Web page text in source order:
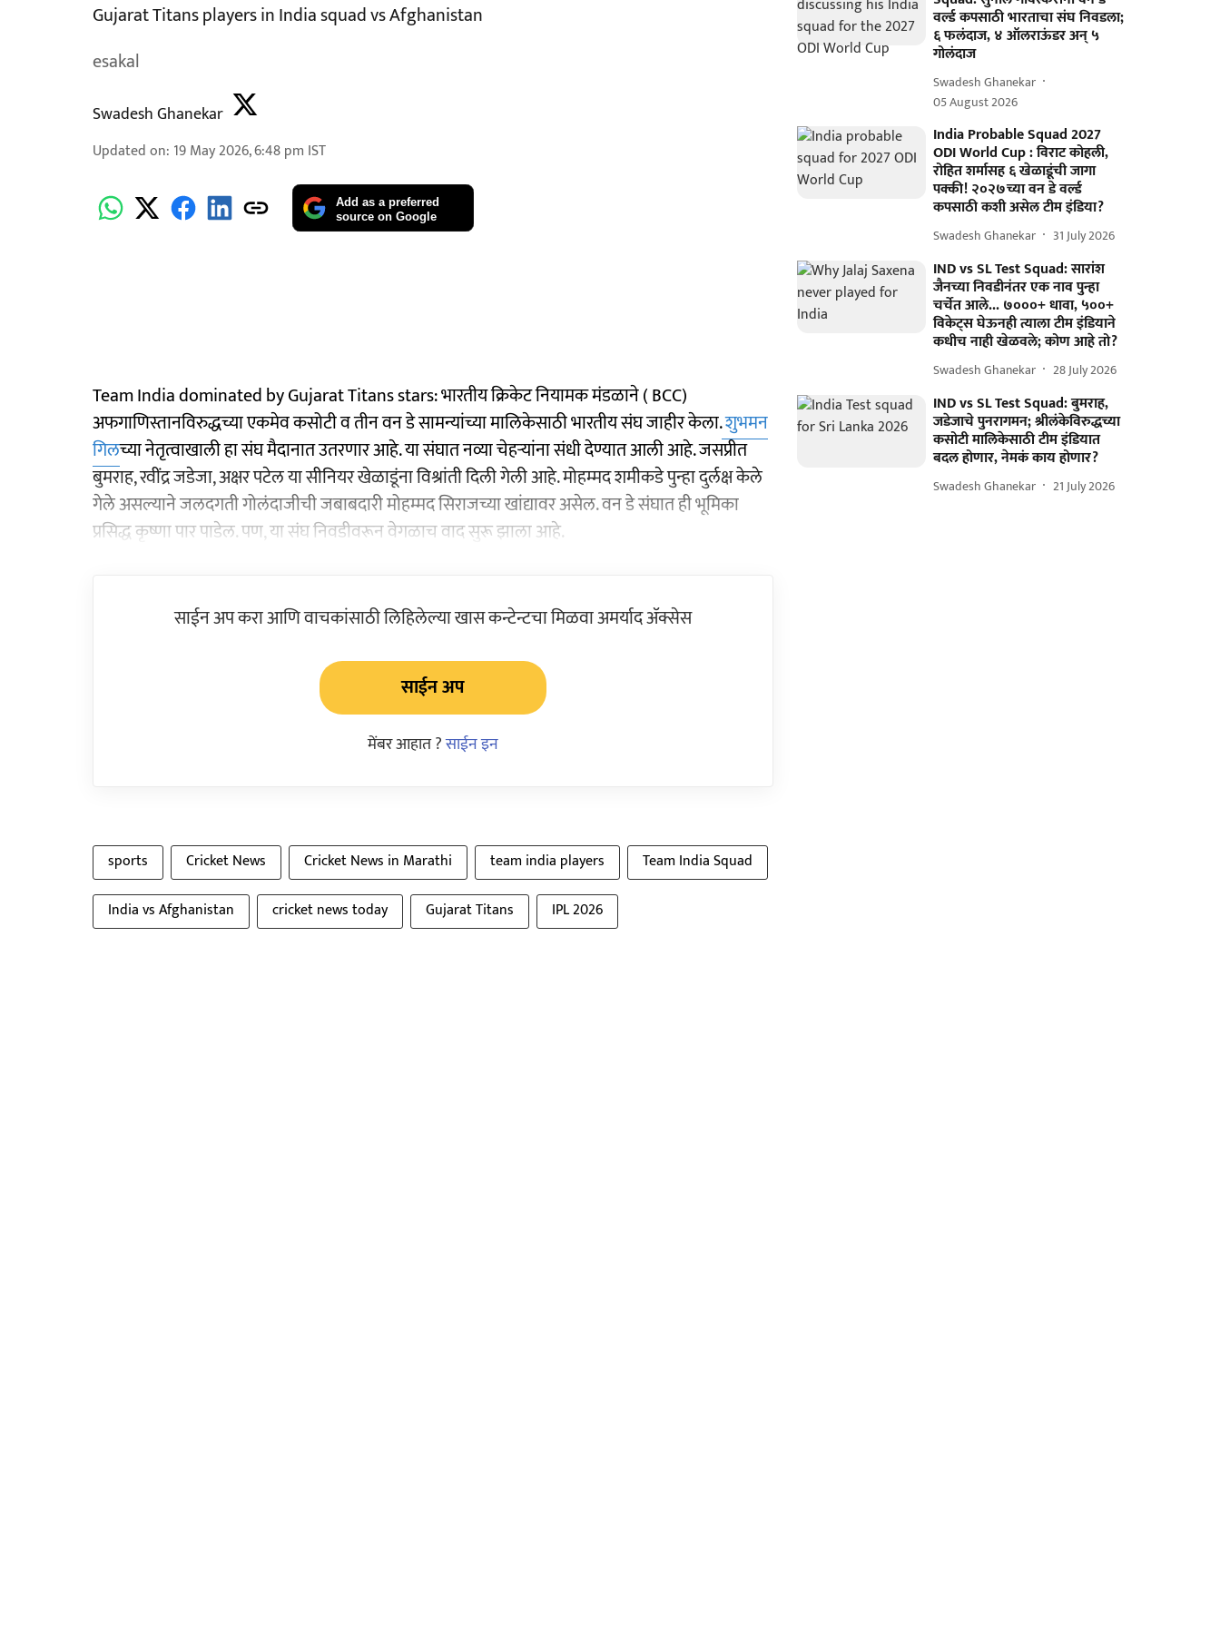
Gujarat Titans players in India squad vs Afghanistan
esakal
Swadesh Ghanekar
Updated on: 19 May 2026, 6:48 pm IST
Add as a preferred
source on Google
Team India dominated by Gujarat Titans stars: भारतीय क्रिकेट नियामक मंडळाने ( BCC)
अफगाणिस्तानविरुद्धच्या एकमेव कसोटी व तीन वन डे सामन्यांच्या मालिकेसाठी भारतीय संघ जाहीर केला.शुभमन
गिलच्या नेतृत्वाखाली हा संघ मैदानात उतरणार आहे. या संघात नव्या चेहऱ्यांना संधी देण्यात आली आहे. जसप्रीत
बुमराह, रवींद्र जडेजा, अक्षर पटेल या सीनियर खेळाडूंना विश्रांती दिली गेली आहे. मोहम्मद शमीकडे पुन्हा दुर्लक्ष केले
गेले असल्याने जलदगती गोलंदाजीची जबाबदारी मोहम्मद सिराजच्या खांद्यावर असेल. वन डे संघात ही भूमिका
प्रसिद्ध कृष्णा पार पाडेल. पण, या संघ निवडीवरून वेगळाच वाद सुरू झाला आहे.
साईन अप करा आणि वाचकांसाठी लिहिलेल्या खास कन्टेन्टचा मिळवा अमर्याद ॲक्सेस
साईन अप
मेंबर आहात ?साईन इन
sports Cricket News Cricket News in Marathi team india players
Team India Squad
India vs Afghanistan
cricket news today Gujarat Titans IPL 2026
वर्ल्ड कपसाठी भारताचा संघ निवडला;
६ फलंदाज, ४ ऑलराऊंडर अन् ५
गोलंदाज
Swadesh Ghanekar
05 August 2026
India Probable Squad 2027
ODI World Cup : विराट कोहली,
रोहित शर्मासह ६ खेळाडूंची जागा
पक्की! २०२७च्या वन डे वर्ल्ड
कपसाठी कशी असेल टीम इंडिया?
Swadesh Ghanekar 31 July 2026
IND vs SL Test Squad: सारांश
जैनच्या निवडीनंतर एक नाव पुन्हा
चर्चेत आले... ७०००+ धावा, ५००+
विकेट्स घेऊनही त्याला टीम इंडियाने
कधीच नाही खेळवले; कोण आहे तो?
Swadesh Ghanekar 28 July 2026
IND vs SL Test Squad: बुमराह,
जडेजाचे पुनरागमन; श्रीलंकेविरुद्धच्या
कसोटी मालिकेसाठी टीम इंडियात
बदल होणार, नेमकं काय होणार?
Swadesh Ghanekar 21 July 2026